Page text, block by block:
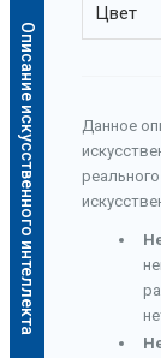
Описание искусственного интеллекта
Цвет
Данное